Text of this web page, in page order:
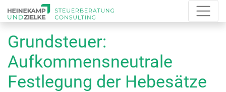
Grundsteuer:
Aufkommensneutrale
Festlegung der Hebesätze